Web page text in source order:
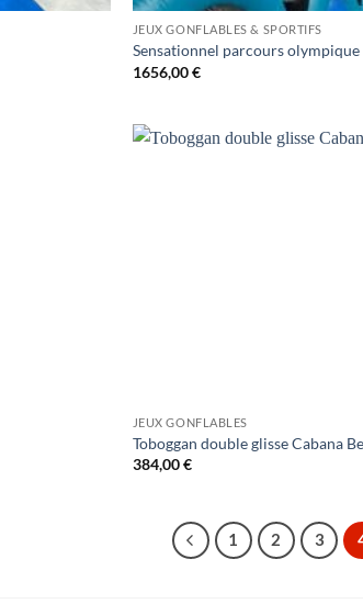
JEUX GONFLABLES & SPORTIFS
Sensationnel parcours olympique
1656,00€
JEUX GONFLABLES
Toboggan double glisse Cabana
384,00€
1 2 3